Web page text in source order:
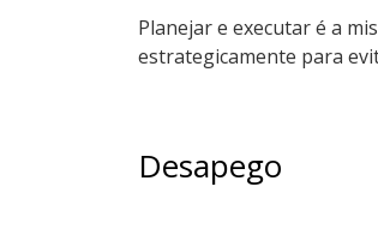
Planejar e executar é a
estrategicamente para
Desapego